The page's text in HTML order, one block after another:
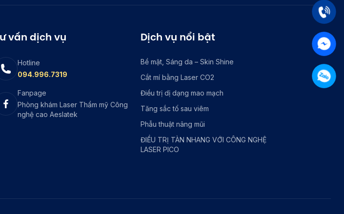
vấn dịch vụ
Hotline
094.996.7319
Fanpage
Phòng khám Laser Thẩm mỹ Công
nghệ cao Aeslatek
Dịch vụ nổi bật
Bề mặt, Sáng da – Skin Shine
Cắt mí bằng Laser CO2
Điều trị dị dạng mao mạch
Tăng sắc tố sau viêm
Phẫu thuật nâng mũi
ĐIỀU TRỊ TÀN NHANG VỚI CÔNG NGHỆ
LASER PICO